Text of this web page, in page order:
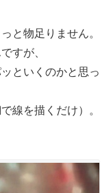
と物足りません。
すが、
といくのかと思っ
で線を描くだけ）。